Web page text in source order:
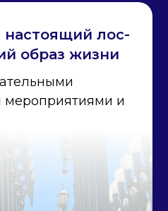
настоящий лос-
образ жизни
и